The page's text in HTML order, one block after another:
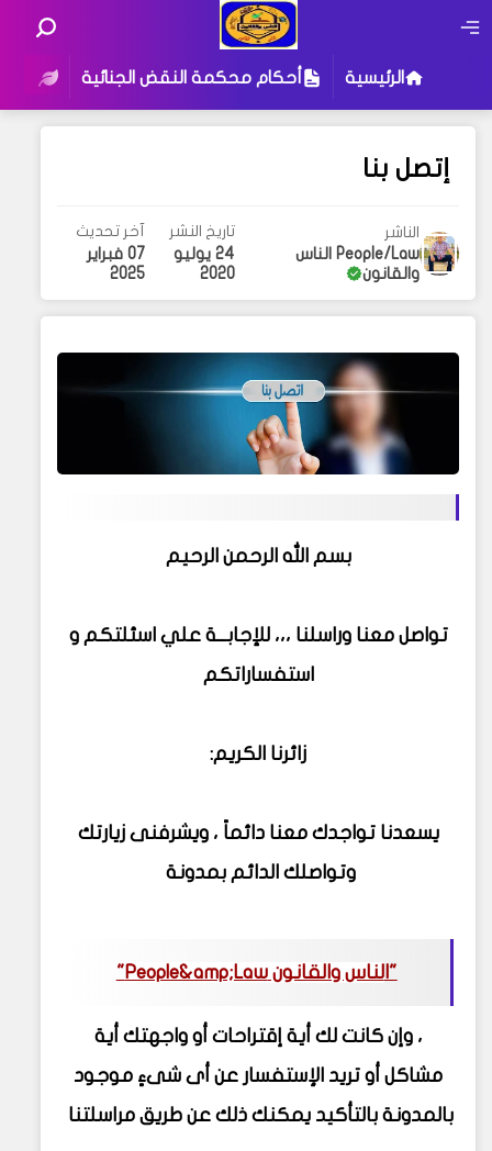
الرئيسية أحكام محكمة النقض الجنائية
إتصل بنا
الناشر
People/Law الناس
والقانون
تاريخ النشر
24 يوليو
2020
آخر تحديث
07 فبراير
2025
بسم الله الرحمن الرحيم
تواصل معنا وراسلنا ،،، للإجابــة علي اسئلتكم و
استفساراتكم
زائرنا الكريم:
يسعدنا تواجدك معنا دائماً ، ويشرفنى زيارتك
وتواصلك الدائم بمدونة
"الناس والقانون People&amp;Law‏ "
، وإن كانت لك أية إقتراحات أو واجهتك أية
مشاكل أو تريد الإستفسار عن أى شىءٍ موجود
بالمدونة بالتأكيد يمكنك ذلك عن طريق مراسلتنا